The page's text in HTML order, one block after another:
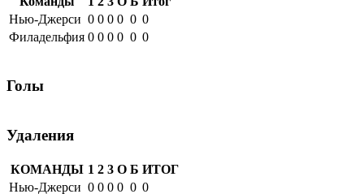
Нью-Джерси 0 0 0 0 0 0
Филадельфия 0 0 0 0 0 0
Голы
Удаления
КОМАНДЫ 1 2 3 О Б ИТОГ
Нью-Джерси 0 0 0 0 0 0